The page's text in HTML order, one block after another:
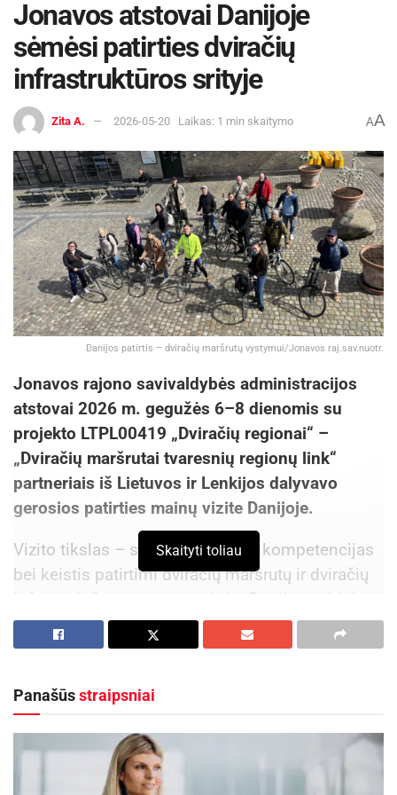
Jonavos atstovai Danijoje
sėmėsi patirties dviračių
infrastruktūros srityje
Zita A. 2026-05-20 Laikas: 1 min skaitymo AA
Danijos patirtis – dviračių maršrutų vystymui/Jonavos raj.sav.nuotr.
Jonavos rajono savivaldybės administracijos
atstovai 2026 m. gegužės 6–8 dienomis su
projekto LTPL00419 „Dviračių regionai“ –
„Dviračių maršrutai tvaresnių regionų link“
partneriais iš Lietuvos ir Lenkijos dalyvavo
gerosios patirties mainų vizite Danijoje.
Vizito tikslas – stiprinti partnerių kompetencijas
bei keistis patirtimi dviračių maršrutų ir dviračių
infrastruktūros vystymo srityje. Danija pasirinkta
neatsitiktinai – ši šalis laikoma viena
pažangiausių pasaulyje dviračių infrastruktūros
susisiekimo priemonių, o visoje šalyje įrengta
takų.
Vizito metu delegacija lankėsi Danijos sostinėje
Skaityti toliau
Panašūsstraipsniai